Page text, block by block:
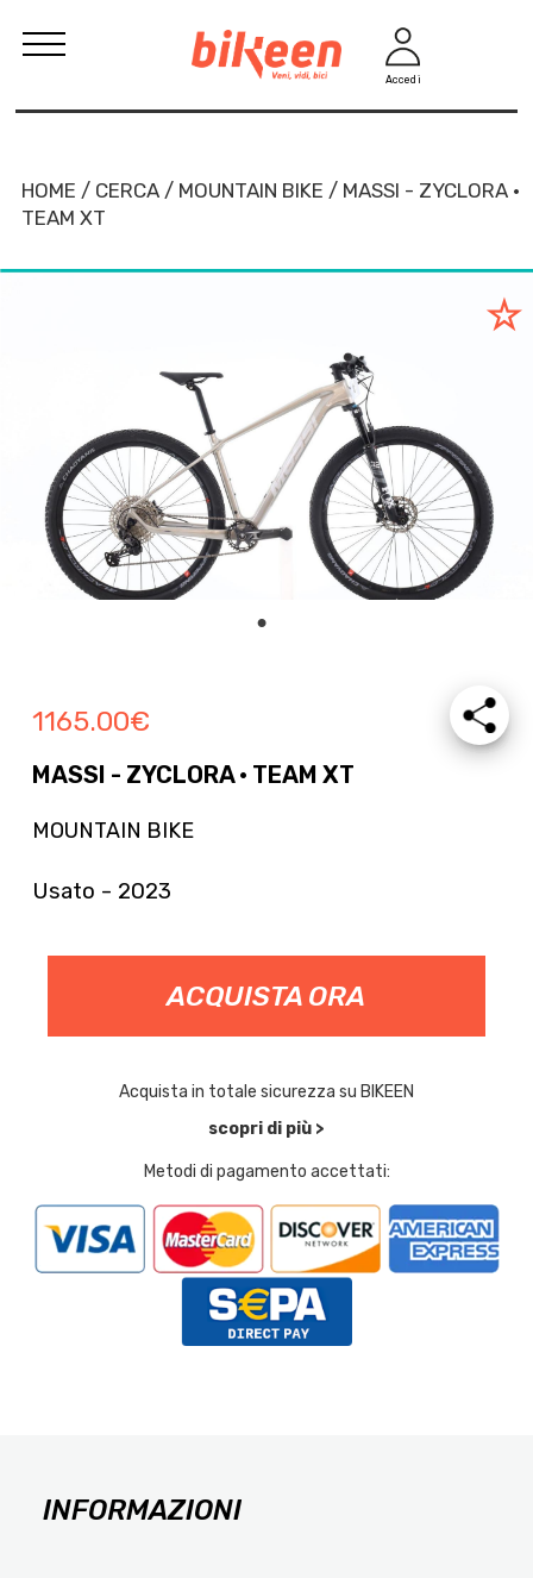
Accedi
HOME / CERCA / MOUNTAIN BIKE / MASSI - ZYCLORA ·
TEAM XT
1165.00€
MASSI - ZYCLORA · TEAM XT
MOUNTAIN BIKE
Usato - 2023
ACQUISTA ORA
Acquista in totale sicurezza su BIKEEN
scopri di più >
Metodi di pagamento accettati:
INFORMAZIONI